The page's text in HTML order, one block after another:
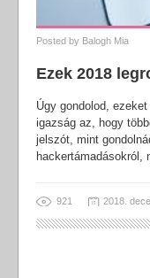
Posted by Balogh Mia
Ezek 2018
Úgy gondolod,
igazság az, hogy
jelszót, mint
hackertámadásokról,
921 2018.